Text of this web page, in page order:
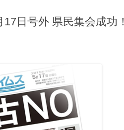
日号外 県民集会成功！